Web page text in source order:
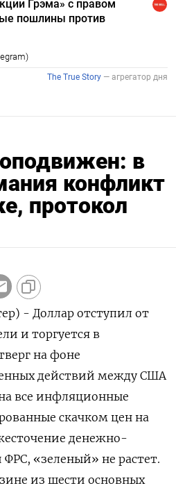
в
конфликт
протокол
- Доллар отступил от
и торгуется в
на фоне
действий между США
все инфляционные
скачком цен на
денежно-
«зеленый» не растет.
из ​шести основных